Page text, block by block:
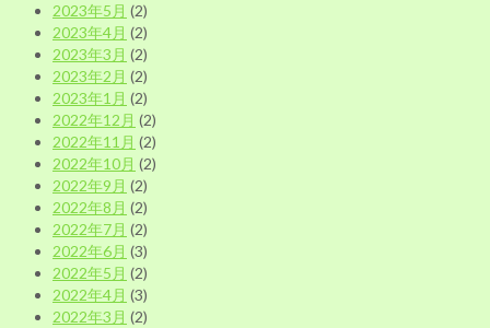
2023年5月 (2)
2023年4月 (2)
2023年3月 (2)
2023年2月 (2)
2023年1月 (2)
2022年12月 (2)
2022年11月 (2)
2022年10月 (2)
2022年9月 (2)
2022年8月 (2)
2022年7月 (2)
2022年6月 (3)
2022年5月 (2)
2022年4月 (3)
2022年3月 (2)